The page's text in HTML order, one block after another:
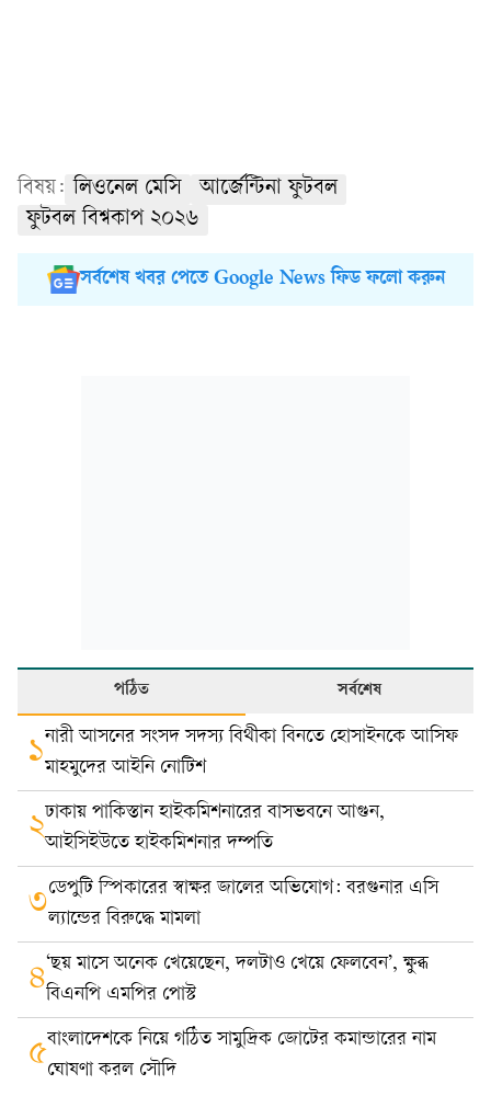
বিষয়: লিওনেল মেসি
আর্জেন্টিনা ফুটবল
ফুটবল বিশ্বকাপ ২০২৬
সর্বশেষ খবর পেতে Google News ফিড ফলো করুন
পঠিত সর্বশেষ
১নারী আসনের সংসদ সদস্য বিথীকা বিনতে হোসাইনকে আসিফ
মাহমুদের আইনি নোটিশ
২ঢাকায় পাকিস্তান হাইকমিশনারের বাসভবনে আগুন,
আইসিইউতে হাইকমিশনার দম্পতি
৩ডেপুটি স্পিকারের স্বাক্ষর জালের অভিযোগ: বরগুনার এসি
ল্যান্ডের বিরুদ্ধে মামলা
৪‘ছয় মাসে অনেক খেয়েছেন, দলটাও খেয়ে ফেলবেন’, ক্ষুব্ধ
বিএনপি এমপির পোস্ট
৫বাংলাদেশকে নিয়ে গঠিত সামুদ্রিক জোটের কমান্ডারের নাম
ঘোষণা করল সৌদি